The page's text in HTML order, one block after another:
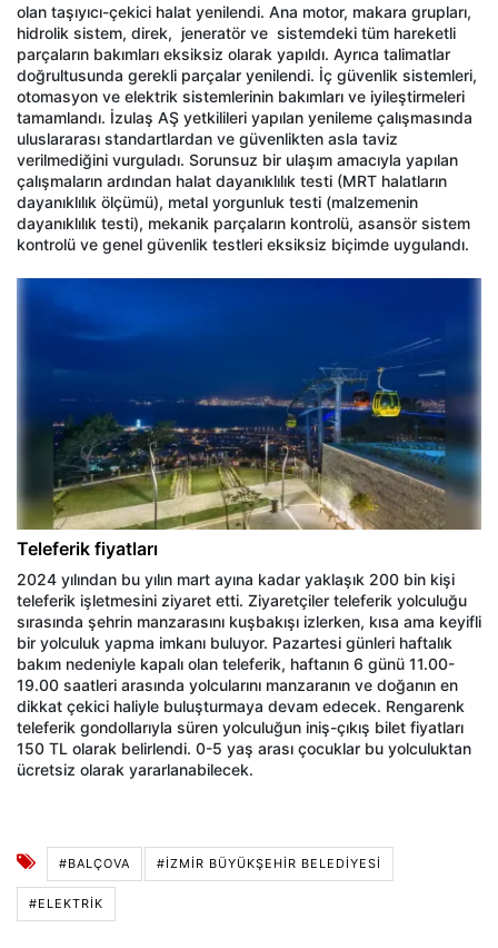
olan taşıyıcı-çekici halat yenilendi. Ana motor, makara grupları,
hidrolik sistem, direk, jeneratör ve sistemdeki tüm hareketli
parçaların bakımları eksiksiz olarak yapıldı. Ayrıca talimatlar
doğrultusunda gerekli parçalar yenilendi. İç güvenlik sistemleri,
otomasyon ve elektrik sistemlerinin bakımları ve iyileştirmeleri
tamamlandı. İzulaş AŞ yetkilileri yapılan yenileme çalışmasında
uluslararası standartlardan ve güvenlikten asla taviz
verilmediğini vurguladı. Sorunsuz bir ulaşım amacıyla yapılan
çalışmaların ardından halat dayanıklılık testi (MRT halatların
dayanıklılık ölçümü), metal yorgunluk testi (malzemenin
dayanıklılık testi), mekanik parçaların kontrolü, asansör sistem
kontrolü ve genel güvenlik testleri eksiksiz biçimde uygulandı.
Teleferik fiyatları
2024 yılından bu yılın mart ayına kadar yaklaşık 200 bin kişi
teleferik işletmesini ziyaret etti. Ziyaretçiler teleferik yolculuğu
sırasında şehrin manzarasını kuşbakışı izlerken, kısa ama keyifli
bir yolculuk yapma imkanı buluyor. Pazartesi günleri haftalık
bakım nedeniyle kapalı olan teleferik, haftanın 6 günü 11.00-
19.00 saatleri arasında yolcularını manzaranın ve doğanın en
dikkat çekici haliyle buluşturmaya devam edecek. Rengarenk
teleferik gondollarıyla süren yolculuğun iniş-çıkış bilet fiyatları
150 TL olarak belirlendi. 0-5 yaş arası çocuklar bu yolculuktan
ücretsiz olarak yararlanabilecek.
#BALÇOVA #İZMIR BÜYÜKŞEHIR BELEDIYESI
#ELEKTRIK